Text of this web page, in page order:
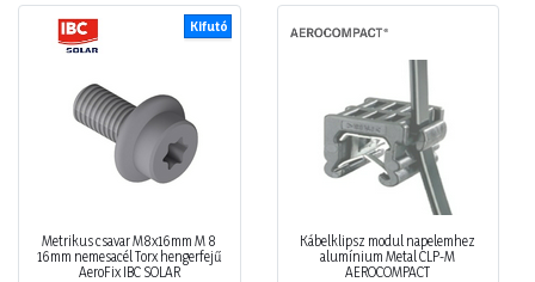
Kifutó
Metrikus csavar M8x16mm M 8
16mm nemesacél Torx hengerfejű
AeroFix IBC SOLAR
Kábelklipsz modul napelemhez
alumínium Metal CLP-M
AEROCOMPACT